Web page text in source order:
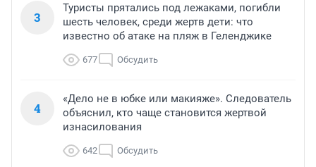
3
Туристы прятались под лежаками, погибли
шесть человек, среди жертв дети: что
известно об атаке на пляж в Геленджике
677 Обсудить
4
«Дело не в юбке или макияже». Следователь
объяснил, кто чаще становится жертвой
изнасилования
642 Обсудить